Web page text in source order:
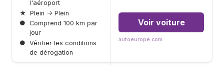
l'aéroport
★ Plein → Plein
● Comprend 100 km par
jour
● Vérifier les conditions
de dérogation
Voir voiture
autoeurope.com